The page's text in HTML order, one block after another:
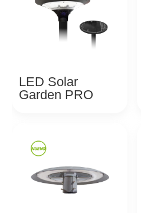
LED Solar
Garden PRO